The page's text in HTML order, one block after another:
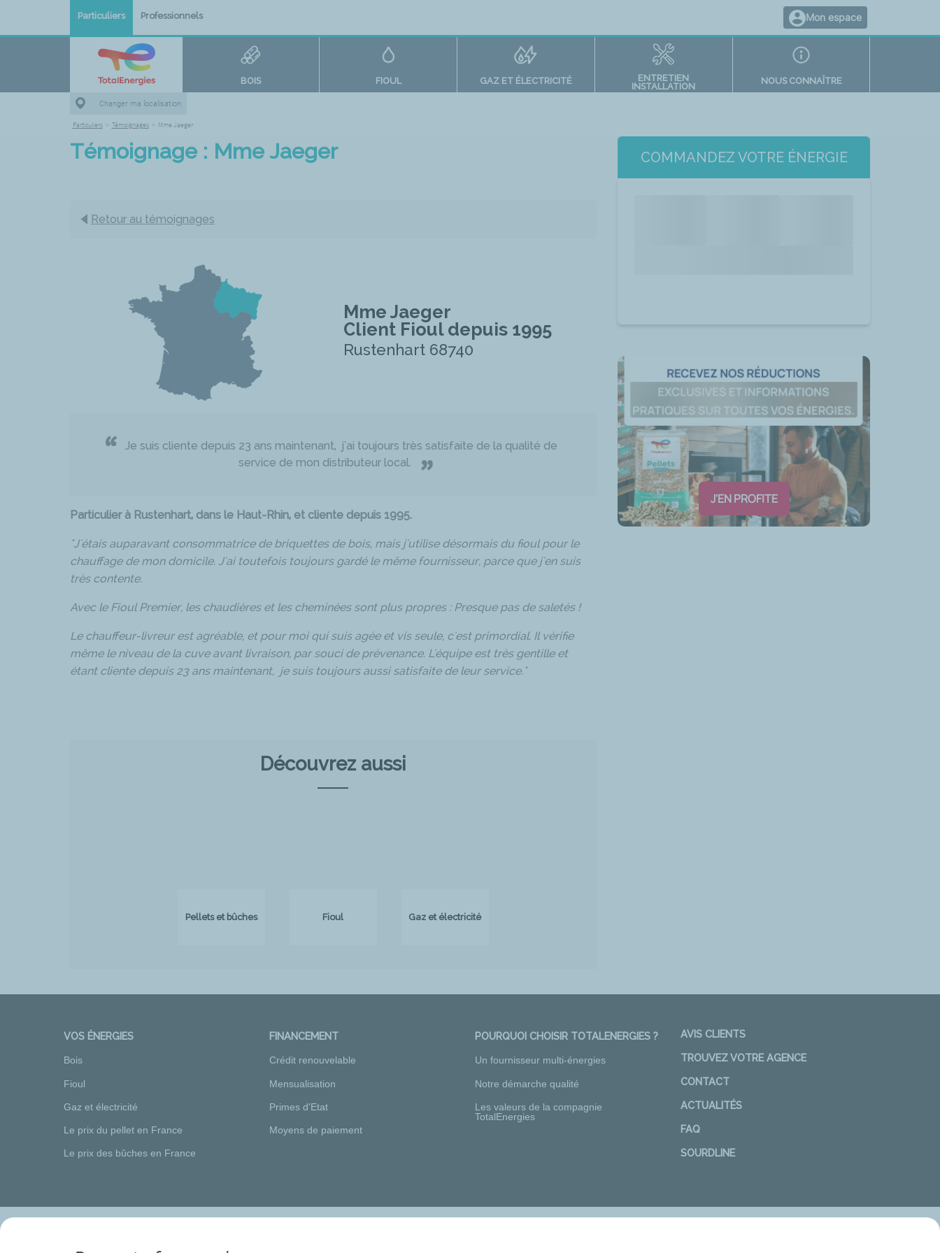
Particuliers Professionnels Mon espace
BOIS FIOUL GAZ ET ÉLECTRICITÉ
ENTRETIEN
INSTALLATION
NOUS CONNAÎTRE
Changer ma localisation
Particuliers > Témoignages > Mme Jaeger
Témoignage : Mme Jaeger
Retour au témoignages
Mme Jaeger
Client Fioul depuis 1995
Rustenhart 68740
“
Je suis cliente depuis 23 ans maintenant, j'ai toujours très satisfaite de la qualité de
service de mon distributeur local.
”
Particulier à Rustenhart, dans le Haut-Rhin, et cliente depuis 1995.
"J'étais auparavant consommatrice de briquettes de bois, mais j'utilise désormais du fioul pour le
chauffage de mon domicile. J'ai toutefois toujours gardé le même fournisseur, parce que j'en suis
très contente.
Avec le Fioul Premier, les chaudières et les cheminées sont plus propres : Presque pas de saletés !
Le chauffeur-livreur est agréable, et pour moi qui suis agée et vis seule, c'est primordial. Il vérifie
même le niveau de la cuve avant livraison, par souci de prévenance. L'équipe est très gentille et
étant cliente depuis 23 ans maintenant, je suis toujours aussi satisfaite de leur service."
Découvrez aussi
Pellets et bûches Fioul Gaz et électricité
COMMANDEZ VOTRE ÉNERGIE
J'EN PROFITE
VOS ÉNERGIES
Bois
Fioul
Gaz et électricité
Le prix du pellet en France
Le prix des bûches en France
FINANCEMENT
Crédit renouvelable
Mensualisation
Primes d'Etat
Moyens de paiement
POURQUOI CHOISIR TOTALENERGIES ?
Un fournisseur multi-énergies
Notre démarche qualité
Les valeurs de la compagnie
TotalEnergies
AVIS CLIENTS
TROUVEZ VOTRE AGENCE
CONTACT
ACTUALITÉS
FAQ
SOURDLINE